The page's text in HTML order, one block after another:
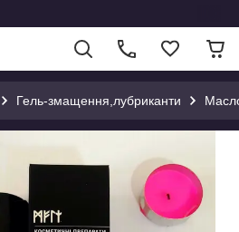
Гель-змащення,лубриканти